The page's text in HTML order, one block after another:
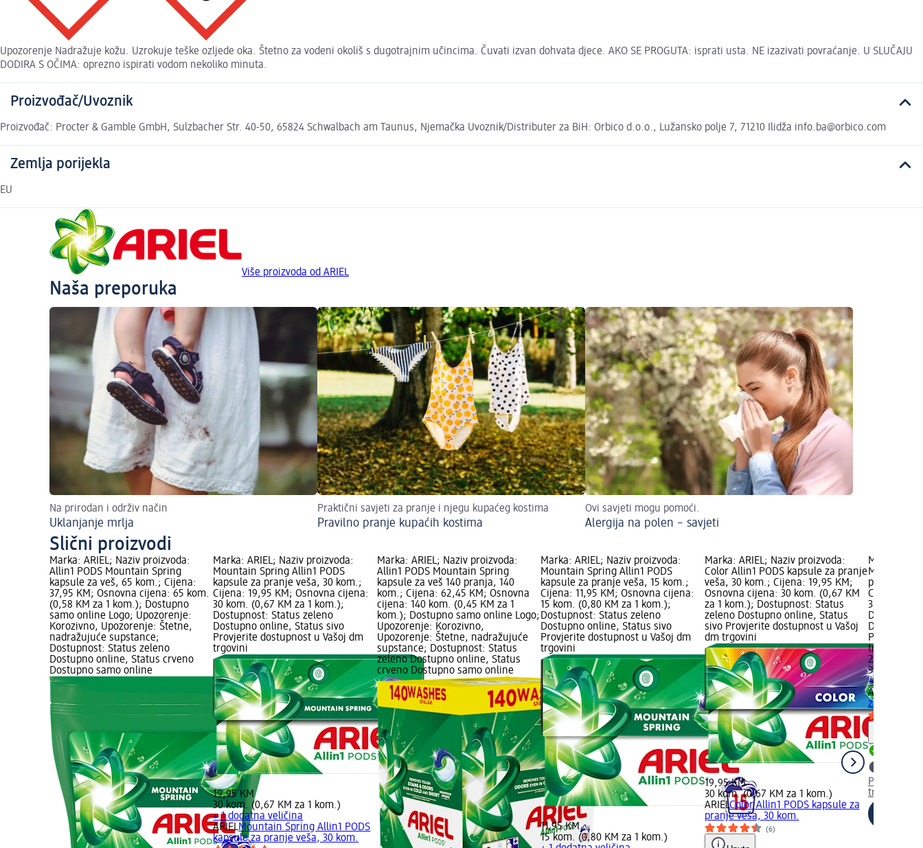
Upozorenje Nadražuje kožu. Uzrokuje teške ozljede oka. Štetno za vodeni okoliš s dugotrajnim učincima. Čuvati izvan dohvata djece. AKO SE PROGUTA: isprati usta. NE izazivati povraćanje. U SLUČAJU
DODIRA S OČIMA: oprezno ispirati vodom nekoliko minuta.
Proizvođač/Uvoznik
Proizvođač: Procter & Gamble GmbH, Sulzbacher Str. 40-50, 65824 Schwalbach am Taunus, Njemačka Uvoznik/Distributer za BiH: Orbico d.o.o., Lužansko polje 7, 71210 Ilidža info.ba@orbico.com
Zemlja porijekla
EU
Više proizvoda od ARIEL
Naša preporuka
Na prirodan i održiv način
Uklanjanje mrlja
Praktični savjeti za pranje i njegu kupaćeg kostima
Pravilno pranje kupaćih kostima
Ovi savjeti mogu pomoći.
Alergija na polen – savjeti
Slični proizvodi
Marka: ARIEL; Naziv proizvoda:
Allin1 PODS Mountain Spring
kapsule za veš, 65 kom.; Cijena:
37,95 KM; Osnovna cijena: 65 kom.
(0,58 KM za 1 kom.); Dostupno
samo online Logo; Upozorenje:
Korozivno, Upozorenje: Štetne,
nadražujuće supstance;
Dostupnost: Status zeleno
Dostupno online, Status crveno
Dostupno samo online
Marka: ARIEL; Naziv proizvoda:
Mountain Spring Allin1 PODS
kapsule za pranje veša, 30 kom.;
Cijena: 19,95 KM; Osnovna cijena:
30 kom. (0,67 KM za 1 kom.);
Dostupnost: Status zeleno
Dostupno online, Status sivo
Provjerite dostupnost u Vašoj dm
trgovini
19,95 KM
30 kom. (0,67 KM za 1 kom.)
+ 1 dodatna veličina
ARIELMountain Spring Allin1 PODS
kapsule za pranje veša, 30 kom.
Marka: ARIEL; Naziv proizvoda:
Allin1 PODS Mountain Spring
kapsule za veš 140 pranja, 140
kom.; Cijena: 62,45 KM; Osnovna
cijena: 140 kom. (0,45 KM za 1
kom.); Dostupno samo online Logo;
Upozorenje: Korozivno,
Upozorenje: Štetne, nadražujuće
supstance; Dostupnost: Status
zeleno Dostupno online, Status
crveno Dostupno samo online
Marka: ARIEL; Naziv proizvoda:
Mountain Spring Allin1 PODS
kapsule za pranje veša, 15 kom.;
Cijena: 11,95 KM; Osnovna cijena:
15 kom. (0,80 KM za 1 kom.);
Dostupnost: Status zeleno
Dostupno online, Status sivo
Provjerite dostupnost u Vašoj dm
trgovini
11,95 KM
15 kom. (0,80 KM za 1 kom.)
Marka: ARIEL; Naziv proizvoda:
Color Allin1 PODS kapsule za pranje
veša, 30 kom.; Cijena: 19,95 KM;
Osnovna cijena: 30 kom. (0,67 KM
za 1 kom.); Dostupnost: Status
zeleno Dostupno online, Status
sivo Provjerite dostupnost u Vašoj
dm trgovini
19,95 KM
30 kom. (0,67 KM za 1 kom.)
ARIELColor Allin1 PODS kapsule za
pranje veša, 30 kom.
(6)
Marka:
Mountain
pranje
Cijena:
3,9 kg (6,40
Dostupno
Provjerite
trgovini
24,95 KM
3,9 kg (6,40
+ 3
ARIEL
za pranje
Provjerite
trgovini